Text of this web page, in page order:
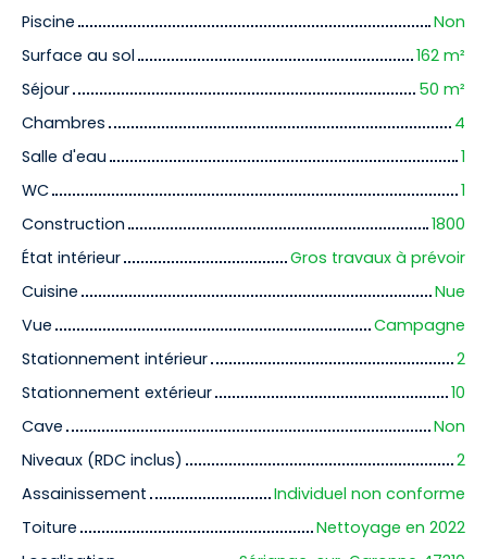
Piscine
Non
Surface au sol
162 m²
Séjour
50 m²
Chambres
4
Salle d'eau
1
WC
1
Construction
1800
État intérieur
Gros travaux à prévoir
Cuisine
Nue
Vue
Campagne
Stationnement intérieur
2
Stationnement extérieur
10
Cave
Non
Niveaux (RDC inclus)
2
Assainissement
Individuel non conforme
Toiture
Nettoyage en 2022